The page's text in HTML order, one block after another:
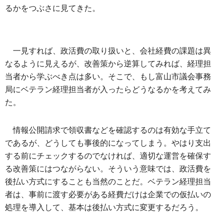
るかをつぶさに見てきた。
一見すれば、政活費の取り扱いと、会社経費の課題は異
なるように見えるが、改善策から逆算してみれば、経理担
当者から学ぶべき点は多い。そこで、もし富山市議会事務
局にベテラン経理担当者が入ったらどうなるかを考えてみ
た。
情報公開請求で領収書などを確認するのは有効な手立て
であるが、どうしても事後的になってしまう。やはり支出
する前にチェックするのでなければ、適切な運営を確保す
る改善策にはつながらない。そういう意味では、政活費を
後払い方式にすることも当然のことだ。ベテラン経理担当
者は、事前に渡す必要がある経費だけは企業での仮払いの
処理を導入して、基本は後払い方式に変更するだろう。